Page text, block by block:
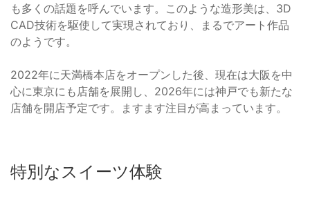
も多くの話題を呼んでいます。このような造形美は、3D
CAD技術を駆使して実現されており、まるでアート作品
のようです。
2022年に天満橋本店をオープンした後、現在は大阪を中
心に東京にも店舗を展開し、2026年には神戸でも新たな
店舗を開店予定です。ますます注目が高まっています。
特別なスイーツ体験